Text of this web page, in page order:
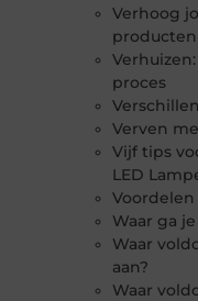
Verhoog
proces
Verven
Vijf tips
LED
Waar ga
Waar
aan?
Waar